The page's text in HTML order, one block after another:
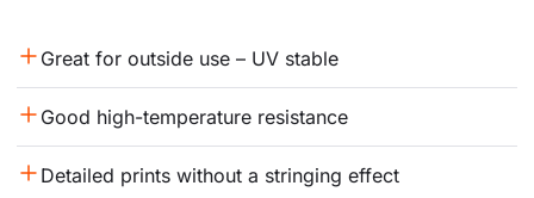
Great for outside use – UV stable
Good high-temperature resistance
Detailed prints without a stringing effect